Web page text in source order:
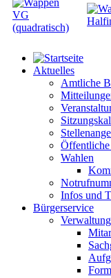
Aktuelles
Amtliche
Öffentliche
Wahlen
Infos und
Bürgerservice
Verwaltung